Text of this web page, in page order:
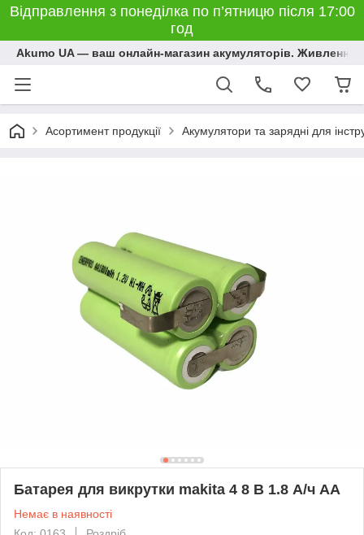
Відправлення з понеділка по п’ятницю після 17:00
год
Akumo UA — ваш онлайн-магазин акумуляторів. Живлення,
Асортимент продукції Акумулятори та зарядні для
Батарея для викрутки makita 4 8 В 1.8 А/ч АА
Немає в наявності